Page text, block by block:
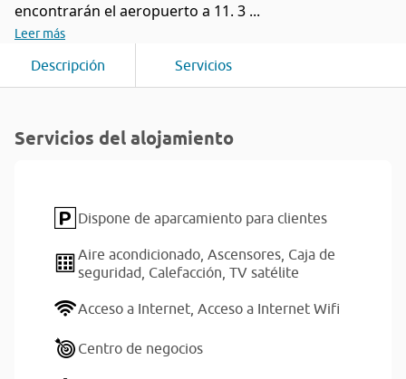
encontrarán el aeropuerto a 11. 3 ...
Leer más
Descripción Servicios
Servicios del alojamiento
Dispone de aparcamiento para clientes
Aire acondicionado, Ascensores, Caja de
seguridad, Calefacción, TV satélite
Acceso a Internet, Acceso a Internet Wifi
Centro de negocios